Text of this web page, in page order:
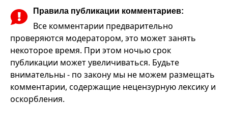
Правила публикации комментариев:
Все комментарии предварительно
проверяются модератором, это может занять
некоторое время. При этом ночью срок
публикации может увеличиваться. Будьте
внимательны - по закону мы не можем размещать
комментарии, содержащие нецензурную лексику и
оскорбления.